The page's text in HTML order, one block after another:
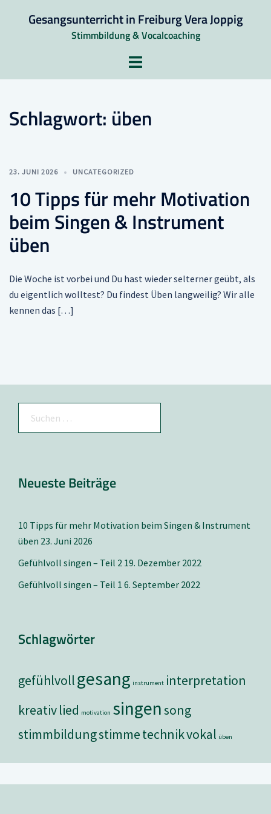
Gesangsunterricht in Freiburg Vera Joppig
Stimmbildung & Vocalcoaching
Menü
Schlagwort: üben
23. JUNI 2026 UNCATEGORIZED
10 Tipps für mehr Motivation
beim Singen & Instrument
üben
Die Woche ist vorbei und Du hast wieder selterner geübt, als
du eigentlich wolltest? Du findest Üben langweilig? Wir alle
kennen das […]
Neueste Beiträge
10 Tipps für mehr Motivation beim Singen & Instrument
üben 23. Juni 2026
Gefühlvoll singen – Teil 2 19. Dezember 2022
Gefühlvoll singen – Teil 1 6. September 2022
Schlagwörter
gefühlvollgesang instrument interpretation
kreativlied motivation singensong
stimmbildungstimmetechnikvokal üben